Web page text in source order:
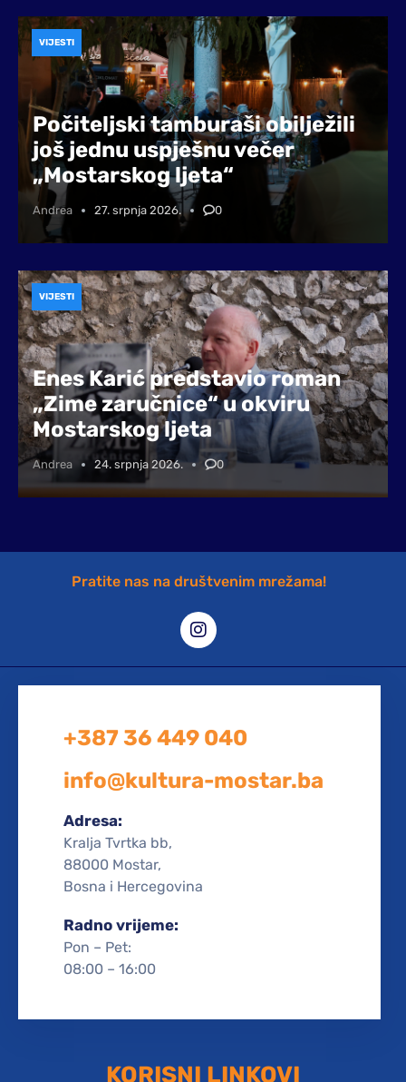
Počiteljski tamburaši obilježili
još jednu uspješnu večer
„Mostarskog ljeta“
Andrea 27. srpnja 2026. 0
VIJESTI
Enes Karić predstavio roman
„Zime zaručnice“ u okviru
Mostarskog ljeta
Andrea 24. srpnja 2026. 0
VIJESTI
Pratite nas na društvenim mrežama!
+387 36 449 040
info@kultura-mostar.ba
Adresa:
Kralja Tvrtka bb,
88000 Mostar,
Bosna i Hercegovina
Radno vrijeme:
Pon – Pet:
08:00 – 16:00
KORISNI LINKOVI